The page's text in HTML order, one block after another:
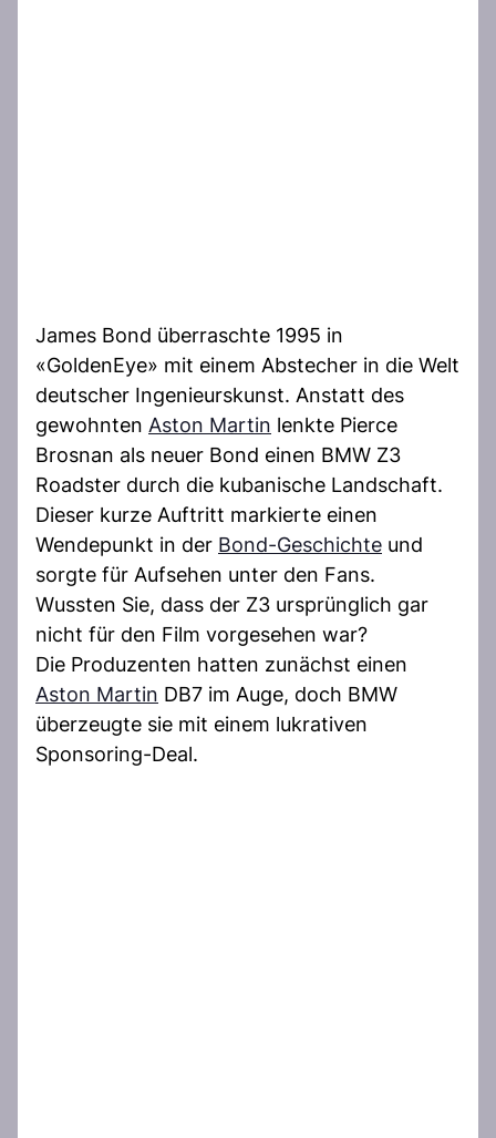
James Bond überraschte 1995 in
«GoldenEye» mit einem Abstecher in die Welt
deutscher Ingenieurskunst. Anstatt des
gewohnten Aston Martin lenkte Pierce
Brosnan als neuer Bond einen BMW Z3
Roadster durch die kubanische Landschaft.
Dieser kurze Auftritt markierte einen
Wendepunkt in der Bond-Geschichte und
sorgte für Aufsehen unter den Fans.
Wussten Sie, dass der Z3 ursprünglich gar
nicht für den Film vorgesehen war?
Die Produzenten hatten zunächst einen
Aston Martin DB7 im Auge, doch BMW
überzeugte sie mit einem lukrativen
Sponsoring-Deal.